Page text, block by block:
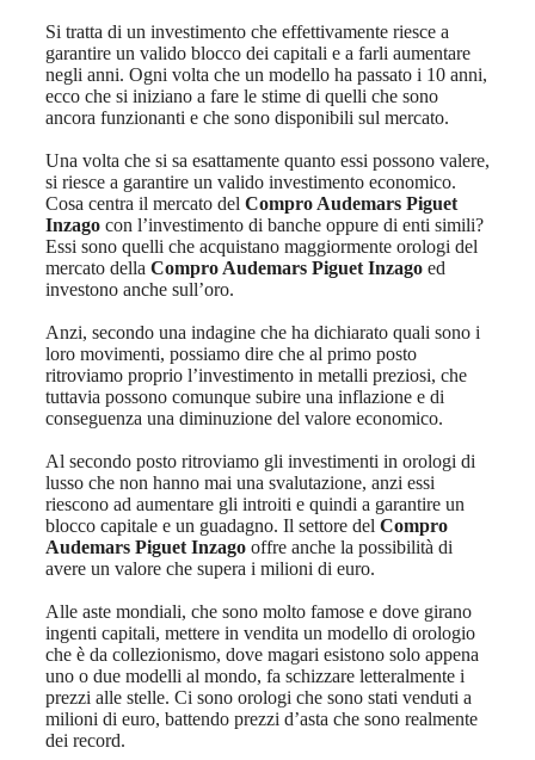
Si tratta di un investimento che effettivamente riesce a
garantire un valido blocco dei capitali e a farli aumentare
negli anni. Ogni volta che un modello ha passato i 10 anni,
ecco che si iniziano a fare le stime di quelli che sono
ancora funzionanti e che sono disponibili sul mercato.
Una volta che si sa esattamente quanto essi possono valere,
si riesce a garantire un valido investimento economico.
Cosa centra il mercato del Compro Audemars Piguet
Inzago con l’investimento di banche oppure di enti simili?
Essi sono quelli che acquistano maggiormente orologi del
mercato della Compro Audemars Piguet Inzago ed
investono anche sull’oro.
Anzi, secondo una indagine che ha dichiarato quali sono i
loro movimenti, possiamo dire che al primo posto
ritroviamo proprio l’investimento in metalli preziosi, che
tuttavia possono comunque subire una inflazione e di
conseguenza una diminuzione del valore economico.
Al secondo posto ritroviamo gli investimenti in orologi di
lusso che non hanno mai una svalutazione, anzi essi
riescono ad aumentare gli introiti e quindi a garantire un
blocco capitale e un guadagno. Il settore del Compro
Audemars Piguet Inzago offre anche la possibilità di
avere un valore che supera i milioni di euro.
Alle aste mondiali, che sono molto famose e dove girano
ingenti capitali, mettere in vendita un modello di orologio
che è da collezionismo, dove magari esistono solo appena
uno o due modelli al mondo, fa schizzare letteralmente i
prezzi alle stelle. Ci sono orologi che sono stati venduti a
milioni di euro, battendo prezzi d’asta che sono realmente
dei record.